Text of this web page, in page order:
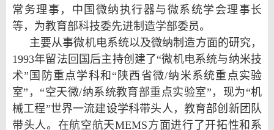
常务理事，中国微纳执行器与微系统学会理事长
等，为教育部科技委先进制造学部委员。
主要从事微机电系统以及微纳制造方面的研究，
1993年留法回国后主持创建了“微机电系统与纳米技
术”国防重点学科和“陕西省微/纳米系统重点实验
室”，“空天微/纳系统教育部重点实验室”，现为“机
械工程”世界一流建设学科带头人，教育部创新团队
带头人。 在航空航天MEMS方面进行了开拓性和系